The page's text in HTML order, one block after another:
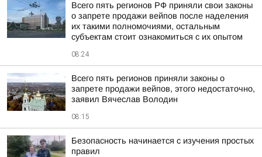
Всего пять регионов РФ приняли свои законы
о запрете продажи вейпов после наделения
их такими полномочиями, остальным
субъектам стоит ознакомиться с их опытом
08:24
Всего пять регионов приняли законы о
запрете продажи вейпов, этого недостаточно,
заявил Вячеслав Володин
08:15
Безопасность начинается с изучения простых
правил